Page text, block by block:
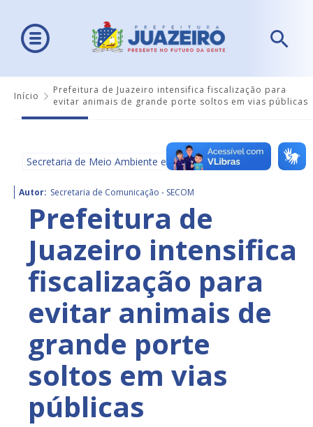
Início
Prefeitura de Juazeiro intensifica fiscalização para
evitar animais de grande porte soltos em vias públicas
Secretaria de Meio Ambiente e Ordenamento Urbano
Autor: Secretaria de Comunicação - SECOM
Prefeitura de
Juazeiro intensifica
fiscalização para
evitar animais de
grande porte
soltos em vias
públicas